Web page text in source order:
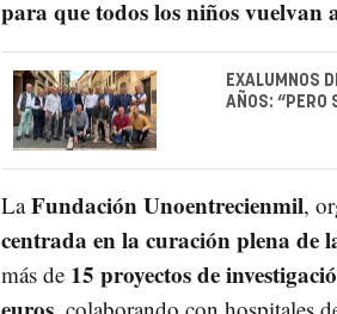
para que todos los niños vuelvan
EXALUMNOS
AÑOS: “PERO
LaFundación Unoentrecienmil,
centrada en la curación plena de
más de 15 proyectos de